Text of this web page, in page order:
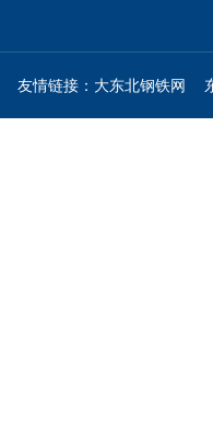
友情链接： 大东北钢铁网